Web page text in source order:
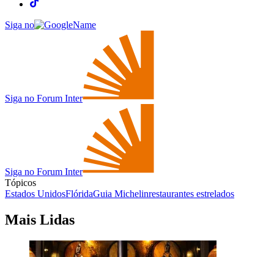
Siga no
Siga no Forum Inter
Siga no Forum Inter
Tópicos
Estados UnidosFlóridaGuia Michelinrestaurantes estrelados
Mais Lidas